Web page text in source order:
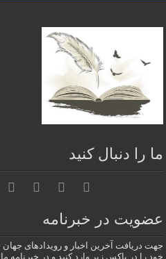
ما را دنبال کنید
عضویت در خبرنامه
جهت دریافت آخرین اخبار و رویدادهای
خود را در باکس زیر وارد کنید و در خبرنامه